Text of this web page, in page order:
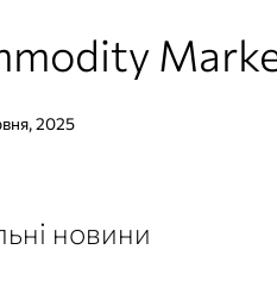
2025
новини